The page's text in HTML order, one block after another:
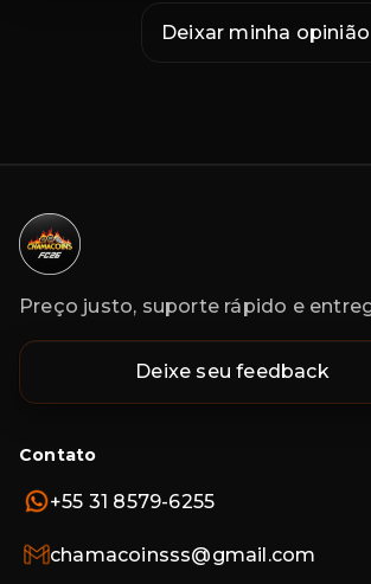
Deixar minha opinião
Preço justo, suporte rápido e
Deixe seu feedback
Contato
+55 31 8579-6255
chamacoinsss@gmail.com